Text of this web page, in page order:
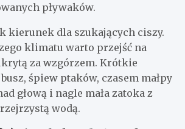
pływaków.
kierunek dla szukających ciszy.
klimatu warto przejść na
za wzgórzem. Krótkie
śpiew ptaków, czasem małpy
głową i nagle mała zatoka z
wodą.